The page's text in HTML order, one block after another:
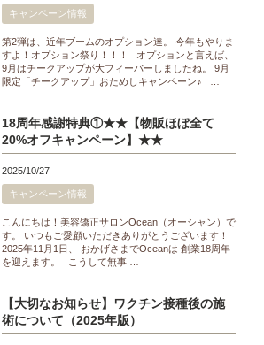
キャンペーン情報
第2弾は、近年ブームのオプション達。 今年もやりま
すよ！オプション祭り！！！ オプションと言えば、
9月はチークアップが大フィーバーしましたね。 9月
限定「チークアップ」おためしキャンペーン♪ …
18周年感謝特典①★★【物販ほぼ全て
20%オフキャンペーン】★★
2025/10/27
キャンペーン情報
こんにちは！美容矯正サロンOcean（オーシャン）で
す。 いつもご愛顧いただきありがとうございます！
2025年11月1日、 おかげさまでOceanは 創業18周年
を迎えます。 こうして無事 …
【大切なお知らせ】ワクチン接種後の施
術について（2025年版）